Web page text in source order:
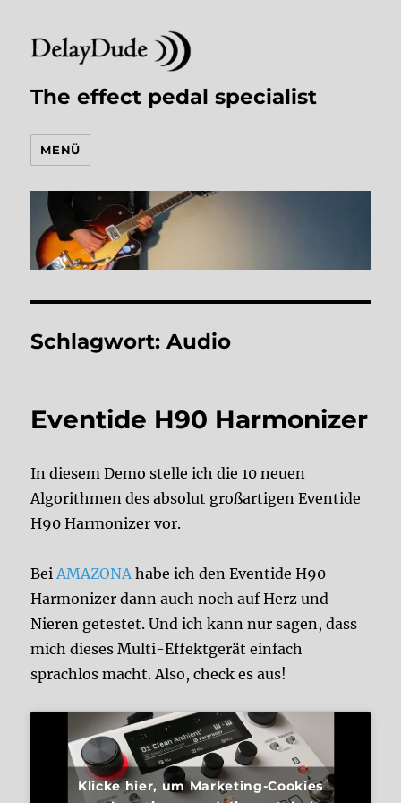
The effect pedal specialist
MENÜ
Schlagwort:Audio
Eventide H90 Harmonizer
In diesem Demo stelle ich die 10 neuen
Algorithmen des absolut großartigen Eventide
H90 Harmonizer vor.
Bei AMAZONA habe ich den Eventide H90
Harmonizer dann auch noch auf Herz und
Nieren getestet. Und ich kann nur sagen, dass
mich dieses Multi-Effektgerät einfach
sprachlos macht. Also, check es aus!
Klicke hier, um Marketing-Cookies